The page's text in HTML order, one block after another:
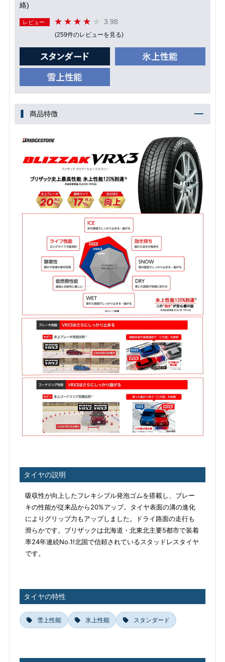
絡)
レビュー 3.98
(259件のレビューを見る)
商品特徴
タイヤの説明
吸収性が向上したフレキシブル発泡ゴムを搭載し、ブレー
キの性能が従来品から20%アップ。タイヤ表面の溝の進化
によりグリップ力もアップしました。ドライ路面の走行も
滑らかです。ブリザックは北海道・北東北主要5都市で装着
率24年連続No.1!北国で信頼されているスタッドレスタイヤ
です。
タイヤの特性
雪上性能 氷上性能 スタンダード